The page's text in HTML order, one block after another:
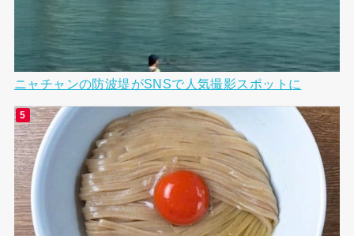
ニャチャンの防波堤がSNSで人気撮影スポットに